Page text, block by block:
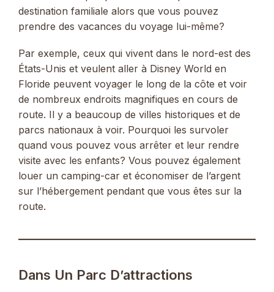
destination familiale alors que vous pouvez
prendre des vacances du voyage lui-même?
Par exemple, ceux qui vivent dans le nord-est des
États-Unis et veulent aller à Disney World en
Floride peuvent voyager le long de la côte et voir
de nombreux endroits magnifiques en cours de
route. Il y a beaucoup de villes historiques et de
parcs nationaux à voir. Pourquoi les survoler
quand vous pouvez vous arrêter et leur rendre
visite avec les enfants? Vous pouvez également
louer un camping-car et économiser de l’argent
sur l’hébergement pendant que vous êtes sur la
route.
Dans Un Parc D’attractions